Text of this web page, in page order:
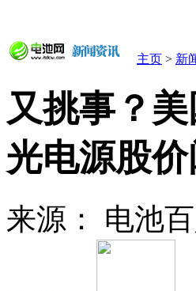
主页 > 新
又挑事？
光电源股
来源： 电池